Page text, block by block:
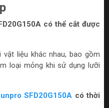
có thể cắt được
liệu khác nhau, bao gồm
loại mỏng khi sử dụng lưỡi
SFD20G150A có thời